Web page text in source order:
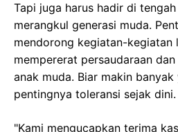
Tapi juga harus hadir di
merangkul generasi muda.
mendorong kegiatan-kegiatan
mempererat persaudaraan
anak muda. Biar makin banyak
pentingnya toleransi sejak dini.
"Kami mengucapkan terima